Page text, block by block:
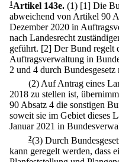
1 Artikel 143e. (1) [1] Die
abweichend von Artikel 90
Dezember 2020 in
nach Landesrecht
geführt. [2] Der Bund regelt
Auftragsverwaltung in
2 und 4 durch
(2) Auf Antrag eines
2018 zu stellen ist,
90 Absatz 4 die sonstigen
soweit sie im Gebiet dieses
Januar 2021 in
2(3) Durch
kann geregelt werden, dass